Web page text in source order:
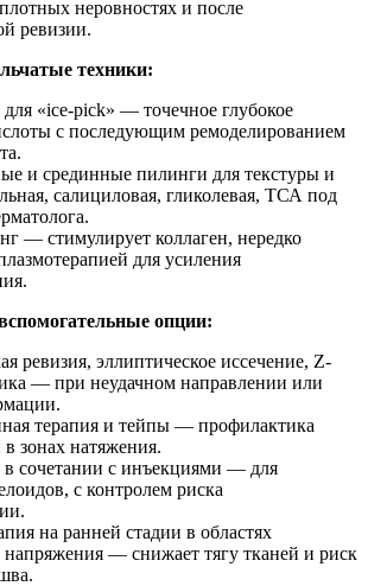
неровностях и после
ревизии.
техники:
«ice‑pick» — точечное глубокое
с последующим ремоделированием
и срединные пилинги для текстуры и
салициловая, гликолевая, ТСА под
— стимулирует коллаген, нередко
для усиления
опции:
ревизия, эллиптическое иссечение, Z‑
— при неудачном направлении или
терапия и тейпы — профилактика
зонах натяжения.
в сочетании с инъекциями — для
с контролем риска
на ранней стадии в областях
— снижает тягу тканей и риск